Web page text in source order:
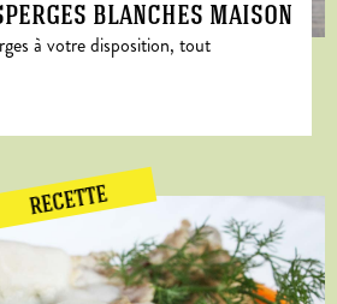
blanches maison
à votre disposition, tout
RECETTE